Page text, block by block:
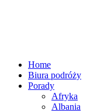
Home
Biura podróży
Porady
Afryka
Albania